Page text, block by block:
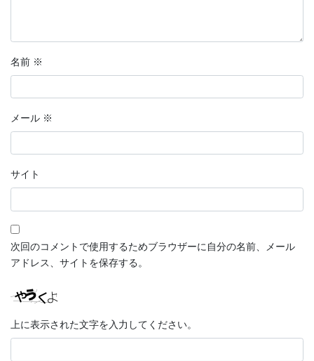
名前 ※
メール ※
サイト
次回のコメントで使用するためブラウザーに自分の名前、メール
アドレス、サイトを保存する。
上に表示された文字を入力してください。